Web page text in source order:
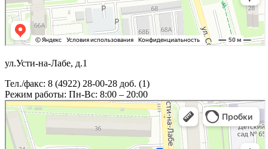
ул.Усти-на-Лабе, д.1
Тел./факс: 8 (4922) 28-00-28 доб. (1)
Режим работы: Пн-Вс: 8:00 – 20:00